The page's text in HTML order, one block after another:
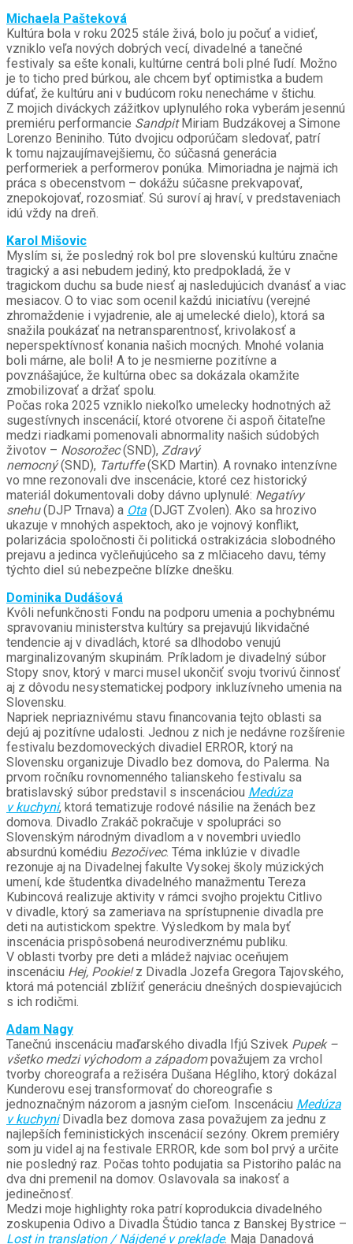
Michaela Pašteková
Kultúra bola v roku 2025 stále živá, bolo ju počuť a vidieť,
vzniklo veľa nových dobrých vecí, divadelné a tanečné
festivaly sa ešte konali, kultúrne centrá boli plné ľudí. Možno
je to ticho pred búrkou, ale chcem byť optimistka a budem
dúfať, že kultúru ani v budúcom roku nenecháme v štichu.
Z mojich diváckych zážitkov uplynulého roka vyberám jesennú
premiéru performancie SandpitMiriam Budzákovej a Simone
Lorenzo Beniniho. Túto dvojicu odporúčam sledovať, patrí
k tomu najzaujímavejšiemu, čo súčasná generácia
performeriek a performerov ponúka. Mimoriadna je najmä ich
práca s obecenstvom – dokážu súčasne prekvapovať,
znepokojovať, rozosmiať. Sú suroví aj hraví, v predstaveniach
idú vždy na dreň.
Karol Mišovic
Myslím si, že posledný rok bol pre slovenskú kultúru značne
tragický a asi nebudem jediný, kto predpokladá, že v
tragickom duchu sa bude niesť aj nasledujúcich dvanásť a viac
mesiacov. O to viac som ocenil každú iniciatívu (verejné
zhromaždenie i vyjadrenie, ale aj umelecké dielo), ktorá sa
snažila poukázať na netransparentnosť, krivolakosť a
neperspektívnosť konania našich mocných. Mnohé volania
boli márne, ale boli! A to je nesmierne pozitívne a
povznášajúce, že kultúrna obec sa dokázala okamžite
zmobilizovať a držať spolu.
Počas roka 2025 vzniklo niekoľko umelecky hodnotných až
sugestívnych inscenácií, ktoré otvorene či aspoň čitateľne
medzi riadkami pomenovali abnormality našich súdobých
životov – Nosorožec(SND), Zdravý
nemocný(SND), Tartuffe(SKD Martin). A rovnako intenzívne
vo mne rezonovali dve inscenácie, ktoré cez historický
materiál dokumentovali doby dávno uplynulé: Negatívy
snehu(DJP Trnava) a Ota (DJGT Zvolen). Ako sa hrozivo
ukazuje v mnohých aspektoch, ako je vojnový konflikt,
polarizácia spoločnosti či politická ostrakizácia slobodného
prejavu a jedinca vyčleňujúceho sa z mlčiaceho davu, témy
týchto diel sú nebezpečne blízke dnešku.
Dominika Dudášová
Kvôli nefunkčnosti Fondu na podporu umenia a pochybnému
spravovaniu ministerstva kultúry sa prejavujú likvidačné
tendencie aj v divadlách, ktoré sa dlhodobo venujú
marginalizovaným skupinám. Príkladom je divadelný súbor
Stopy snov, ktorý v marci musel ukončiť svoju tvorivú činnosť
aj z dôvodu nesystematickej podpory inkluzívneho umenia na
Slovensku.
Napriek nepriaznivému stavu financovania tejto oblasti sa
dejú aj pozitívne udalosti. Jednou z nich je nedávne rozšírenie
festivalu bezdomoveckých divadiel ERROR, ktorý na
Slovensku organizuje Divadlo bez domova, do Palerma. Na
prvom ročníku rovnomenného talianskeho festivalu sa
bratislavský súbor predstavil s inscenáciou Medúza
v kuchyni, ktorá tematizuje rodové násilie na ženách bez
domova. Divadlo Zrakáč pokračuje v spolupráci so
Slovenským národným divadlom a v novembri uviedlo
absurdnú komédiu Bezočivec. Téma inklúzie v divadle
rezonuje aj na Divadelnej fakulte Vysokej školy múzických
umení, kde študentka divadelného manažmentu Tereza
Kubincová realizuje aktivity v rámci svojho projektu Citlivo
v divadle, ktorý sa zameriava na sprístupnenie divadla pre
deti na autistickom spektre. Výsledkom by mala byť
inscenácia prispôsobená neurodiverznému publiku.
V oblasti tvorby pre deti a mládež najviac oceňujem
inscenáciu Hej, Pookie!z Divadla Jozefa Gregora Tajovského,
ktorá má potenciál zblížiť generáciu dnešných dospievajúcich
s ich rodičmi.
Adam Nagy
Tanečnú inscenáciu maďarského divadla Ifjú Szivek Pupek –
všetko medzi východom a západompovažujem za vrchol
tvorby choreografa a režiséra Dušana Hégliho, ktorý dokázal
Kunderovu esej transformovať do choreografie s
jednoznačným názorom a jasným cieľom. Inscenáciu Medúza
v kuchyniDivadla bez domova zasa považujem za jednu z
najlepších feministických inscenácií sezóny. Okrem premiéry
som ju videl aj na festivale ERROR, kde som bol prvý a určite
nie posledný raz. Počas tohto podujatia sa Pistoriho palác na
dva dni premenil na domov. Oslavovala sa inakosť a
jedinečnosť.
Medzi moje highlighty roka patrí koprodukcia divadelného
zoskupenia Odivo a Divadla Štúdio tanca z Banskej Bystrice –
Lost in translation / Nájdené v preklade. Maja Danadová